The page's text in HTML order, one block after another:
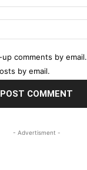
comments by email.
by email.
- Advertisment -